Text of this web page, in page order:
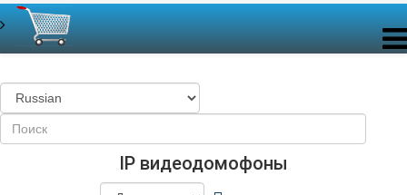
IP видеодомофоны